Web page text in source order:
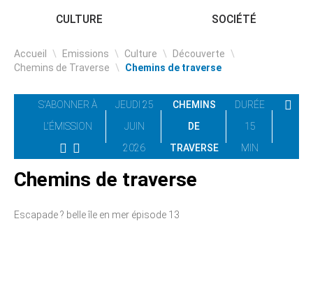
CULTURE SOCIÉTÉ
Accueil \ Emissions \ Culture \ Découverte \
Chemins de Traverse \ Chemins de traverse
S'ABONNER À
L'ÉMISSION
JEUDI 25
JUIN
2026
CHEMINS
DE
TRAVERSE
DURÉE
15
MIN
Chemins de traverse
Escapade ? belle île en mer épisode 13